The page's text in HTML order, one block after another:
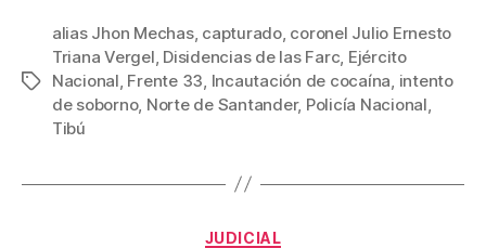
c
e
b
o
o
tt
er
ail er
e
st
m
p
ar
Etiquetas
alias Jhon Mechas, capturado, coronel Julio Ernesto
Triana Vergel Disidencias de las Farc Ejército
Nacional Frente 33 Incautación de cocaína intento
de soborno, Norte de Santander, Policía Nacional
Tibú
Categorías
JUDICIAL